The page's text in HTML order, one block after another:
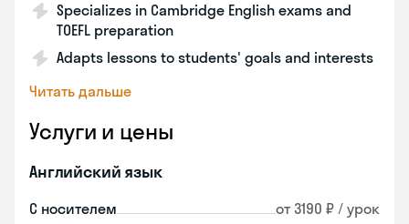
Specializes in Cambridge English exams and
TOEFL preparation
Adapts lessons to students' goals and interests
Читать дальше
Услуги и цены
Английский язык
С носителем от 3190 ₽ / урок